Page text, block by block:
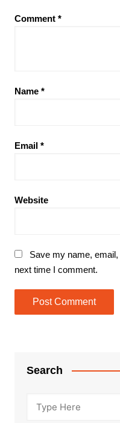
Comment *
Name *
Email *
Website
Save my name,
next time I comment.
Search